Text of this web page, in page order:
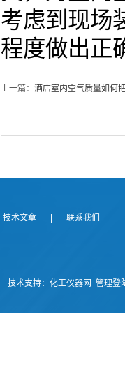
考虑到现场
程度做出正
上一篇： 酒店室内空气质量如何
技术文章 联系我们
技术支持： 化工仪器网 管理登